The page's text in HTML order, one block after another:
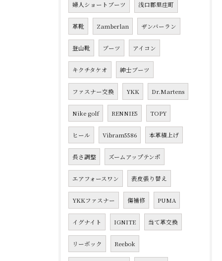
婦人ショートブーツ 浅口郡里庄町
革靴 Zamberlan ザンバーラン
登山靴 ブーツ アイコン
キクチタケオ 紳士ブーツ
ファスナー交換 YKK Dr.Martens
Nike golf RENNIE5 TOPY
ヒール Vibram5586 本革積上げ
長さ調整 ズームアップテンポ
エアフォースワン 表皮張り替え
YKKファスナー 傷補修 PUMA
イグナイト IGNITE 当て革交換
リーボック Reebok